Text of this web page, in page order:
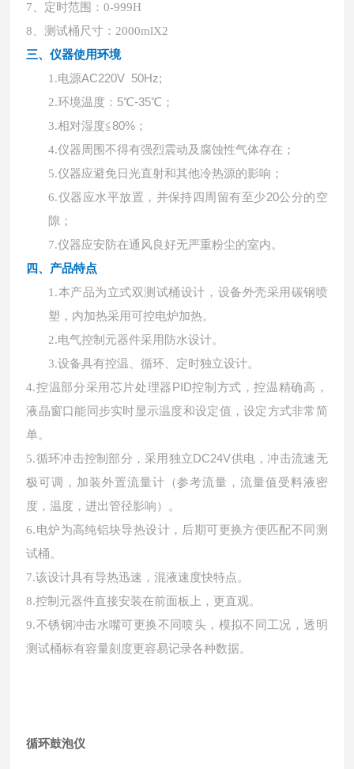
7、定时范围：0-999H
8、测试桶尺寸：2000mlX2
三、仪器使用环境
1.电源AC220V 50Hz;
2.环境温度： 5℃-35℃；
3.相对湿度≦80%；
4.仪器周围不得有强烈震动及腐蚀性气体存在；
5.仪器应避免日光直射和其他冷热源的影响；
6.仪器应水平放置，并保持四周留有至少20公分的空
隙；
7.仪器应安防在通风良好无严重粉尘的室内。
四、产品特点
1.本产品为立式双测试桶设计，设备外壳采用碳钢喷
塑，内加热采用可控电炉加热。
2.电气控制元器件采用防水设计。
3.设备具有控温、循环、定时独立设计。
4.控温部分采用芯片处理器PID控制方式，控温精确高，
液晶窗口能同步实时显示温度和设定值，设定方式非常简
单。
5.循环冲击控制部分，采用独立DC24V供电，冲击流速无
极可调，加装外置流量计（参考流量，流量值受料液密
度，温度，进出管径影响）。
6.电炉为高纯铝块导热设计，后期可更换方便匹配不同测
试桶。
7.该设计具有导热迅速，混液速度快特点。
8.控制元器件直接安装在前面板上，更直观。
9.不锈钢冲击水嘴可更换不同喷头，模拟不同工况，透明
测试桶标有容量刻度更容易记录各种数据。
循环鼓泡仪